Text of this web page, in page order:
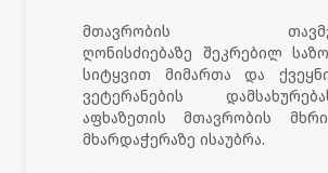
მთავრობის
ღონისძიებაზე შეკრებილ
სიტყვით მიმართა და
ვეტერანების
აფხაზეთის მთავრობის
მხარდაჭერაზე ისაუბრა.